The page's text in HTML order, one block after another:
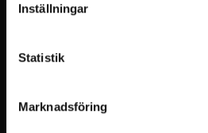
Inställningar
Statistik
Marknadsföring
Grupperna mer än 8 pers.